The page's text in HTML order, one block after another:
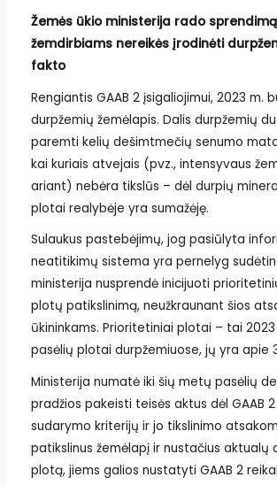
Žemės ūkio ministerija rado
žemdirbiams nereikės įrodinėti
fakto
Rengiantis GAAB 2 įsigaliojimui, 2023 m.
durpžemių žemėlapis. Dalis durpžemių
paremti kelių dešimtmečių senumo
kai kuriais atvejais (pvz., intensyvaus
ariant) nebėra tikslūs – dėl durpių
plotai realybėje yra sumažėję.
Sulaukus pastebėjimų, jog pasiūlyta
neatitikimų sistema yra pernelyg
ministerija nusprendė inicijuoti
plotų patikslinimą, neužkraunant šios
ūkininkams. Prioritetiniai plotai – tai
pasėlių plotai durpžemiuose, jų yra apie
Ministerija numatė iki šių metų pasėlių
pradžios pakeisti teisės aktus dėl GAAB
sudarymo kriterijų ir jo tikslinimo
patikslinus žemėlapį ir nustačius aktualų
plotą, jiems galios nustatyti GAAB 2